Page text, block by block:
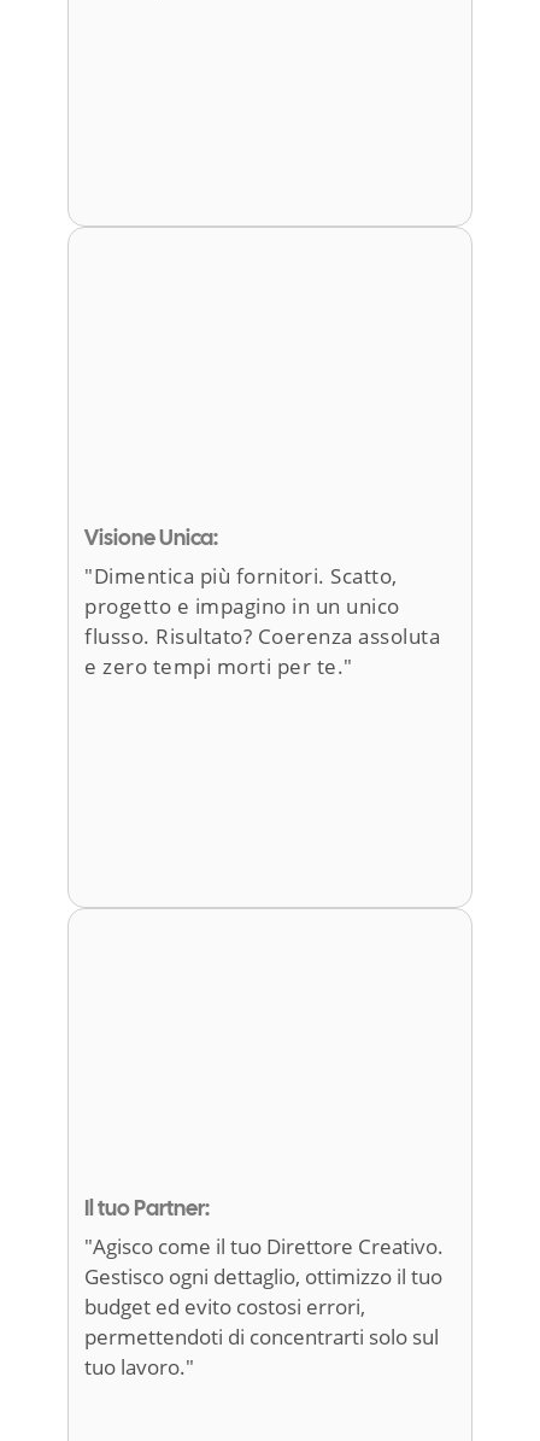
Visione Unica:
"Dimentica più fornitori. Scatto,
progetto e impagino in un unico
flusso. Risultato? Coerenza assoluta
e zero tempi morti per te."
Il tuo Partner:
"Agisco come il tuo Direttore Creativo.
Gestisco ogni dettaglio, ottimizzo il tuo
budget ed evito costosi errori,
permettendoti di concentrarti solo sul
tuo lavoro."